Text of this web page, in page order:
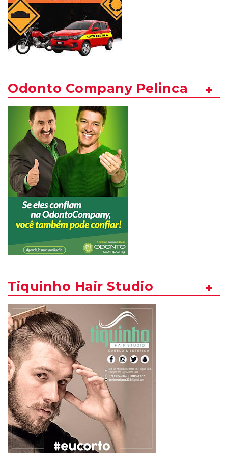
Odonto Company Pelinca
Tiquinho Hair Studio